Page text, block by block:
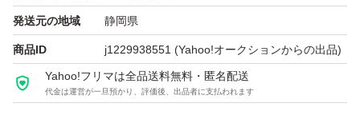
期限をお守り頂けない場合、購入の意思無しと判断し、落
札者都合にてお取引キャンセルとさせて頂く場合がござい
ます。
発送元の地域 静岡県
商品ID j1229938551 (Yahoo!オークションからの出品)
Yahoo!フリマは全品送料無料・匿名配送
代金は運営が一旦預かり、評価後、出品者に支払われます